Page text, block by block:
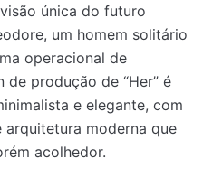
única do futuro
um homem solitário
operacional de
produção de “Her” é
e elegante, com
arquitetura moderna que
acolhedor.